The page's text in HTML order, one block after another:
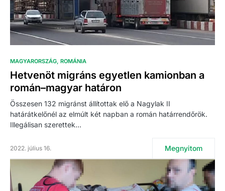
MAGYARORSZÁG ROMÁNIA
Hetvenöt migráns egyetlen kamionban a
román–magyar határon
Összesen 132 migránst állítottak elő a Nagylak II
határátkelőnél az elmúlt két napban a román határrendőrök.
Illegálisan szerettek…
2022. július 16. Megnyitom